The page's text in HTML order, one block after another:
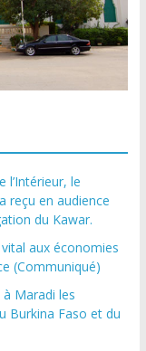
l’Intérieur, le
reçu en audience
du Kawar.
aux économies
(Communiqué)
à Maradi les
Burkina Faso et du